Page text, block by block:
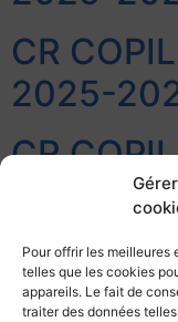
Pour offrir les meilleures
telles que les cookies
appareils. Le fait de
traiter des données
CR
2025-
CR
2024-
CR
2024-